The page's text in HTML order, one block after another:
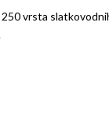
vrsta